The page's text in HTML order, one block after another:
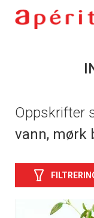
Oppskrifter
vann, mørk